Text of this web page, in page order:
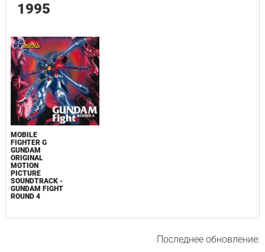
1995
MOBILE
FIGHTER G
GUNDAM
ORIGINAL
MOTION
PICTURE
SOUNDTRACK -
GUNDAM FIGHT
ROUND 4
Последнее обновление: